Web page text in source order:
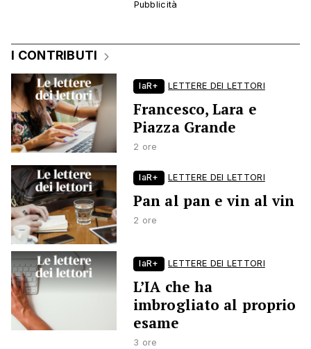
I CONTRIBUTI
laR+ LETTERE DEI LETTORI
Francesco, Lara e
Piazza Grande
2 ore
laR+ LETTERE DEI LETTORI
Pan al pan e vin al vin
2 ore
laR+ LETTERE DEI LETTORI
L’IA che ha
imbrogliato al proprio
esame
3 ore